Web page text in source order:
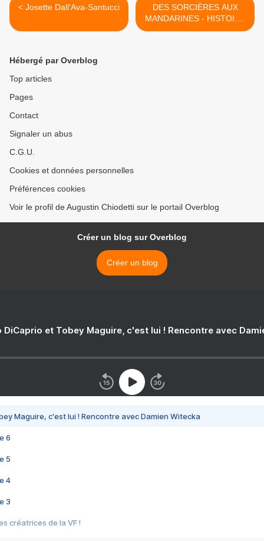
< Josette Dall'Ava-Santucci
DES SORCIÈRES AUX
MANDARINES - HISTOIRE
DES FEMMES MÉDECINS
Hébergé par Overblog
Top articles
Pages
Contact
Signaler un abus
C.G.U.
Cookies et données personnelles
Préférences cookies
Voir le profil de Augustin Chiodetti sur le portail Overblog
Créer un blog sur Overblog
Créer un blog
DiCaprio et Tobey Maguire, c'est lui ! Rencontre avec
Maguire, c'est lui ! Rencontre avec Damien Witecka
6
5
4
3
créatrices de la VF !